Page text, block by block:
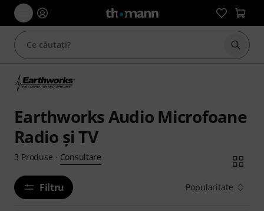
Earthworks Audio Microfoane
Radio şi TV
3 Produse · Consultare
Filtru Popularitate